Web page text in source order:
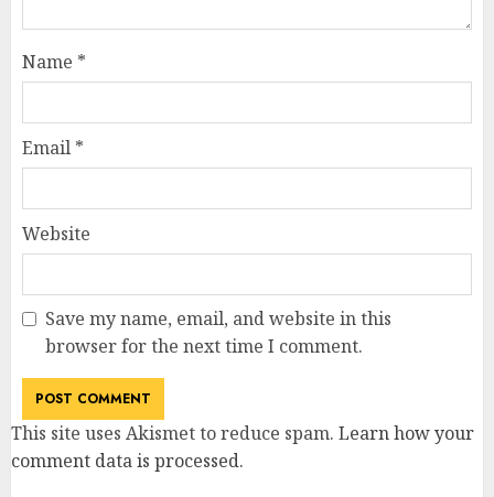
Name *
Email *
Website
Save my name, email, and website in this
browser for the next time I comment.
This site uses Akismet to reduce spam. Learn how your
comment data is processed.